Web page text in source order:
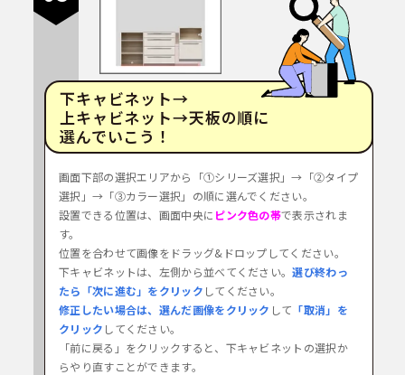
下キャビネット→
上キャビネット→天板の順に
選んでいこう！
画面下部の選択エリアから「①シリーズ選択」→ 「②タイプ
選択」→「③カラー選択」の順に選んでください。
設置できる位置は、画面中央に ピンク色の帯で表示されま
す。
位置を合わせて画像をドラッグ&ドロップしてください。
下キャビネットは、左側から並べてください。選び終わっ
たら「次に進む」をクリック してください。
修正したい場合は、選んだ画像をクリック して 「取消」を
クリック してください。
「前に戻る」をクリックすると、下キャビネットの選択か
らやり直すことができます。